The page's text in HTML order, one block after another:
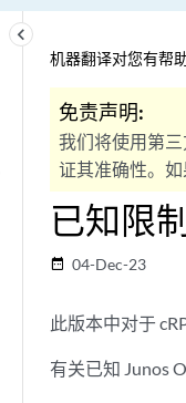
keyboard_arrow_left
机器翻译对您有帮
免责声明:
我们将使用第
证其准确性。
已知限
date_range 04-Dec-23
此版本中对于
有关已知 Junos